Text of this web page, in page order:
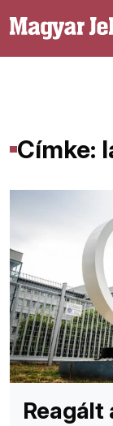
Címke:
Reagált